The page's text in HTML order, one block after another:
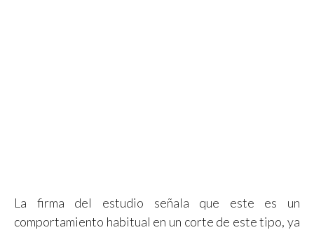
La firma del estudio señala que este es un
comportamiento habitual en un corte de este tipo, ya